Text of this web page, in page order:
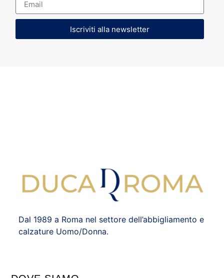
Iscriviti alla newsletter
Dal 1989 a Roma nel settore dell’abbigliamento e
calzature Uomo/Donna.